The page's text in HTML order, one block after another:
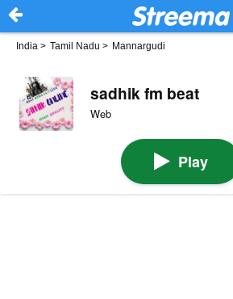
India > Tamil Nadu > Mannargudi
sadhik fm beat
Web
Play